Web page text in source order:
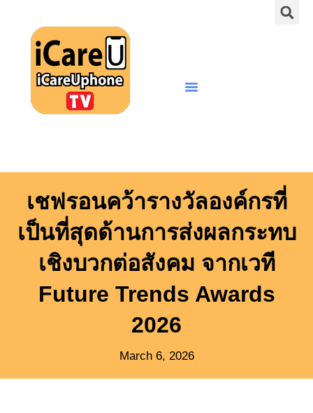
content
เชฟรอนคว้ารางวัลองค์กรที่
เป็นที่สุดด้านการส่งผลกระทบ
เชิงบวกต่อสังคม จากเวที
Future Trends Awards
2026
March 6, 2026